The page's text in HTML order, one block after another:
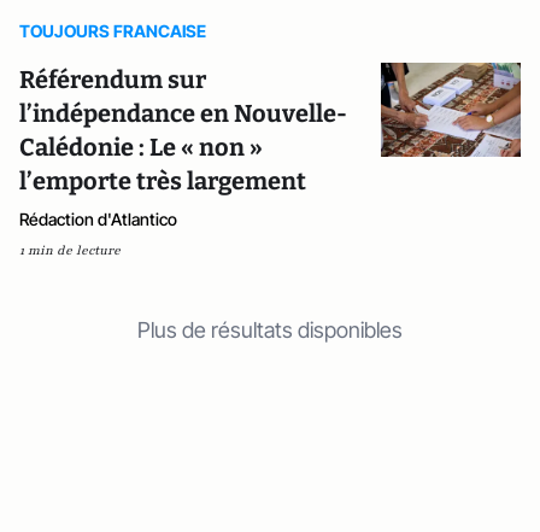
TOUJOURS FRANCAISE
Référendum sur
l’indépendance en Nouvelle-
Calédonie : Le « non »
l’emporte très largement
Rédaction d'Atlantico
1 min de lecture
Plus de résultats disponibles